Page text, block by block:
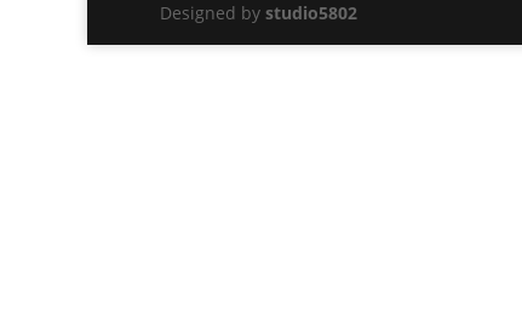
Designed by studio5802